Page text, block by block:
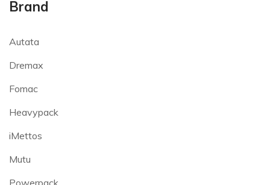
Brand
Autata
Dremax
Fomac
Heavypack
iMettos
Mutu
Powerpack